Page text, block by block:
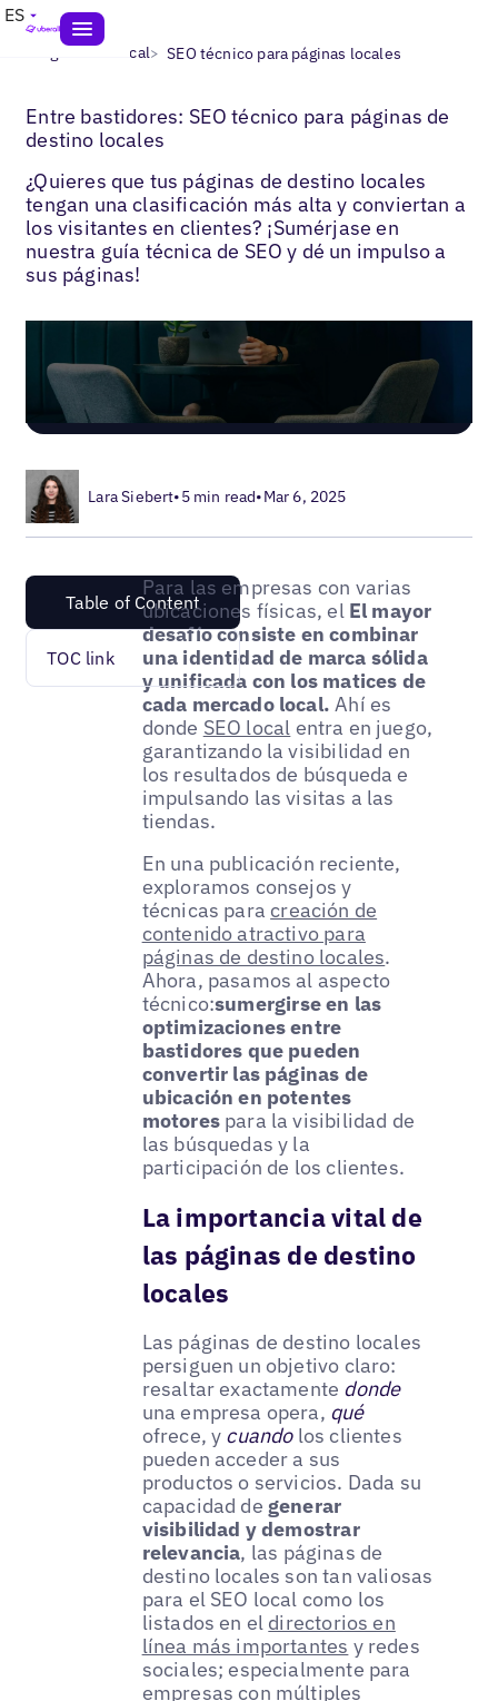
ES
Blogs> SEO local> SEO técnico para páginas locales
Entre bastidores: SEO técnico para páginas de
destino locales
¿Quieres que tus páginas de destino locales
tengan una clasificación más alta y conviertan a
los visitantes en clientes? ¡Sumérjase en
nuestra guía técnica de SEO y dé un impulso a
sus páginas!
Lara Siebert•5 min read•Mar 6, 2025
Table of Content
TOC link
Para las empresas con varias
ubicaciones físicas, el El mayor
desafío consiste en combinar
una identidad de marca sólida
y unificada con los matices de
cada mercado local. Ahí es
donde SEO local entra en juego,
garantizando la visibilidad en
los resultados de búsqueda e
impulsando las visitas a las
tiendas.
En una publicación reciente,
exploramos consejos y
técnicas paracreación de
contenido atractivo para
páginas de destino locales.
Ahora, pasamos al aspecto
técnico:sumergirse en las
optimizaciones entre
bastidores que pueden
convertir las páginas de
ubicación en potentes
motorespara la visibilidad de
las búsquedas y la
participación de los clientes.
La importancia vital de
las páginas de destino
locales
Las páginas de destino locales
persiguen un objetivo claro:
resaltar exactamente donde
una empresa opera, qué
ofrece, y cuandolos clientes
pueden acceder a sus
productos o servicios. Dada su
capacidad de generar
visibilidad y demostrar
relevancia, las páginas de
destino locales son tan valiosas
para el SEO local como los
listados en el directorios en
línea más importantes y redes
sociales; especialmente para
empresas con múltiples